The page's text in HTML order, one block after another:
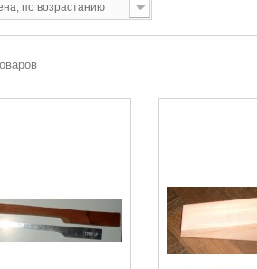
по возрастанию